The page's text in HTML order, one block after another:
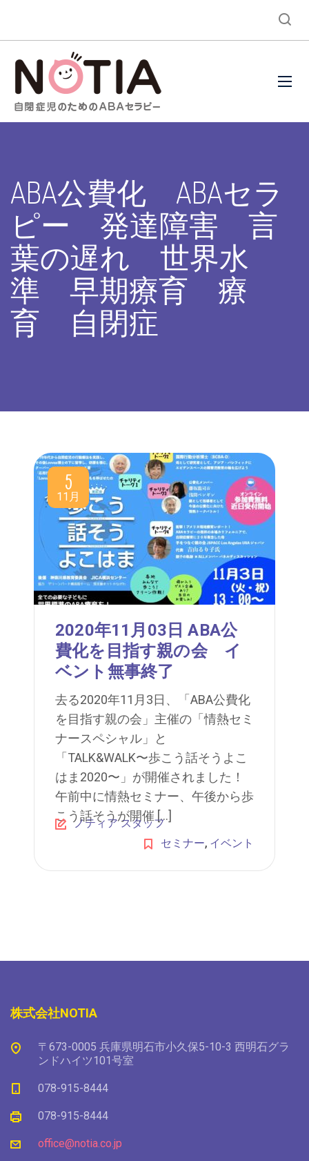
ABA公費化 ABAセラ
ピー 発達障害 言
葉の遅れ 世界水
準 早期療育 療
育 自閉症
5
11月
2020年11月03日 ABA公
費化を目指す親の会 イ
ベント無事終了
去る2020年11月3日、「ABA公費化
を目指す親の会」主催の「情熱セミ
ナースペシャル」と
「TALK&WALK〜歩こう話そうよこ
はま2020〜」が開催されました！
午前中に情熱セミナー、午後から歩
こう話そうが開催 […]
ノティア スタッフ
セミナー, イベント
株式会社NOTIA
〒673-0005 兵庫県明石市小久保5-10-3 西明石グラ
ンドハイツ101号室
078-915-8444
078-915-8444
office@notia.co.jp